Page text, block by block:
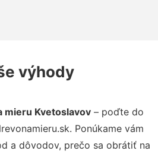
výhody
mieru Kvetoslavov– poďte do
Ponúkame vám
a dôvodov, prečo sa obrátiť na